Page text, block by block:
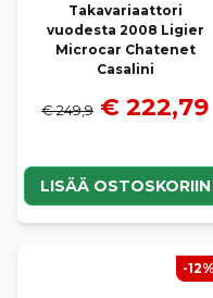
Takavariaattori
vuodesta 2008 Ligier
Microcar Chatenet
Casalini
€ 249,9 € 222,79
LISÄÄ OSTOSKORIIN
-12%